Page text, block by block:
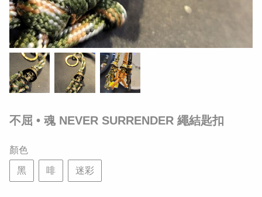
不屈 • 魂 NEVER SURRENDER 繩結匙扣
顏色
黑 啡 迷彩